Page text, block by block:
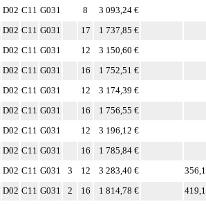
D02 C11 G031 8
3 093,24 €
D02 C11 G031 17
1 737,85 €
D02 C11 G031 12
3 150,60 €
D02 C11 G031 16
1 752,51 €
D02 C11 G031 12
3 174,39 €
D02 C11 G031 16
1 756,55 €
D02 C11 G031 12
3 196,12 €
D02 C11 G031 16
1 785,84 €
D02 C11 G031 3 12 3 283,40 €
D02 C11 G031 2 16 1 814,78 €